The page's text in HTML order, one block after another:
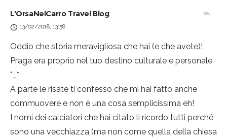
L'OrsaNelCarro Travel Blog
13/02/2018, 13:58
Oddio che storia meravigliosa che hai (e che avete)!
Praga era proprio nel tuo destino culturale e personale
*_*
A parte le risate ti confesso che mi hai fatto anche
commuovere e non è una cosa semplicissima eh!
I nomi dei calciatori che hai citato li ricordo tutti perché
sono una vecchiazza (ma non come quella della chiesa